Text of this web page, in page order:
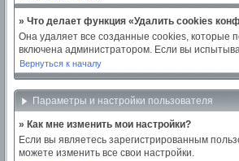
» Что делает функция «Удалить cookies
Она удаляет все созданные cookies, которые
включена администратором. Если вы
Вернуться к началу
Параметры и настройки пользователя
» Как мне изменить мои настройки?
Если вы являетесь зарегистрированным
можете изменить все свои настройки.